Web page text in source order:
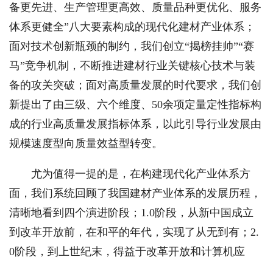
备更先进、生产管理更高效、质量品种更优化、服务
体系更健全”八大要素构成的现代化建材产业体系；
面对技术创新瓶颈的制约，我们创立“揭榜挂帅”“赛
马”竞争机制，不断推进建材行业关键核心技术与装
备的攻关突破；面对高质量发展的时代要求，我们创
新提出了由三级、六个维度、50余项定量定性指标构
成的行业高质量发展指标体系，以此引导行业发展由
规模速度型向质量效益型转变。
尤为值得一提的是，在构建现代化产业体系方
面，我们系统回顾了我国建材产业体系的发展历程，
清晰地看到四个演进阶段；1.0阶段，从新中国成立
到改革开放前，在和平的年代，实现了从无到有；2.
0阶段，到上世纪末，得益于改革开放和计算机应